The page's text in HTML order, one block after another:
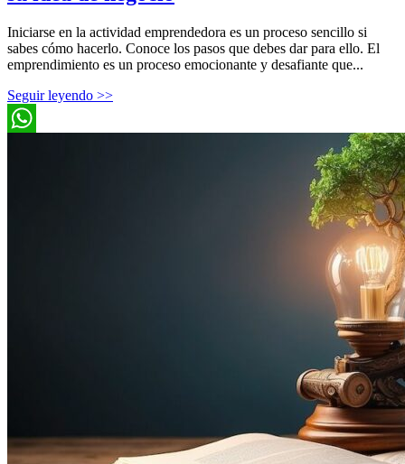
Iniciarse en la actividad emprendedora es un proceso sencillo si
sabes cómo hacerlo. Conoce los pasos que debes dar para ello. El
emprendimiento es un proceso emocionante y desafiante que...
Seguir leyendo >>